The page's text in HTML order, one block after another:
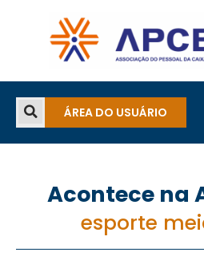
ÁREA DO USUÁRIO
Acontece na
esporte